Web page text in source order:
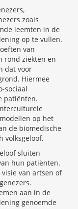
zoals
leemten in de
op te vullen.
van
rond ziekten en
dat voor
Hiermee
sociaal
patiënten.
op het
de biomedische
volksgeloof.
sluiten
hun patiënten.
van artsen of
aan in de
genoemde